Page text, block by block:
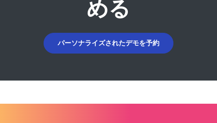
める
パーソナライズされたデモを予約